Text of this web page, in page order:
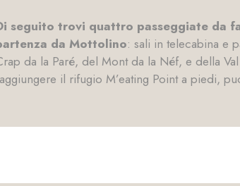
seguito trovi quattro passeggiate da
da Mottolino: sali in telecabina e
da la Paré, del Mont da la Néf, e della
il rifugio M’eating Point a piedi,